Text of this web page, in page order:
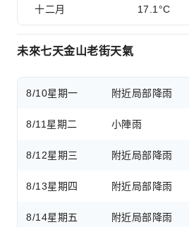
十二月 17.1°C
未來七天金山老街天氣
8/10星期一 附近局部降雨
8/11 星期二 小陣雨
8/12星期三 附近局部降雨
8/13星期四 附近局部降雨
8/14星期五 附近局部降雨